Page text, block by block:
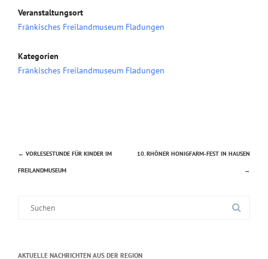
Veranstaltungsort
Fränkisches Freilandmuseum Fladungen
Kategorien
Fränkisches Freilandmuseum Fladungen
Beitragsnavigation
← VORLESESTUNDE FÜR KINDER IM
FREILANDMUSEUM
10. RHÖNER HONIGFARM-FEST IN HAUSEN
→
AKTUELLE NACHRICHTEN AUS DER REGION